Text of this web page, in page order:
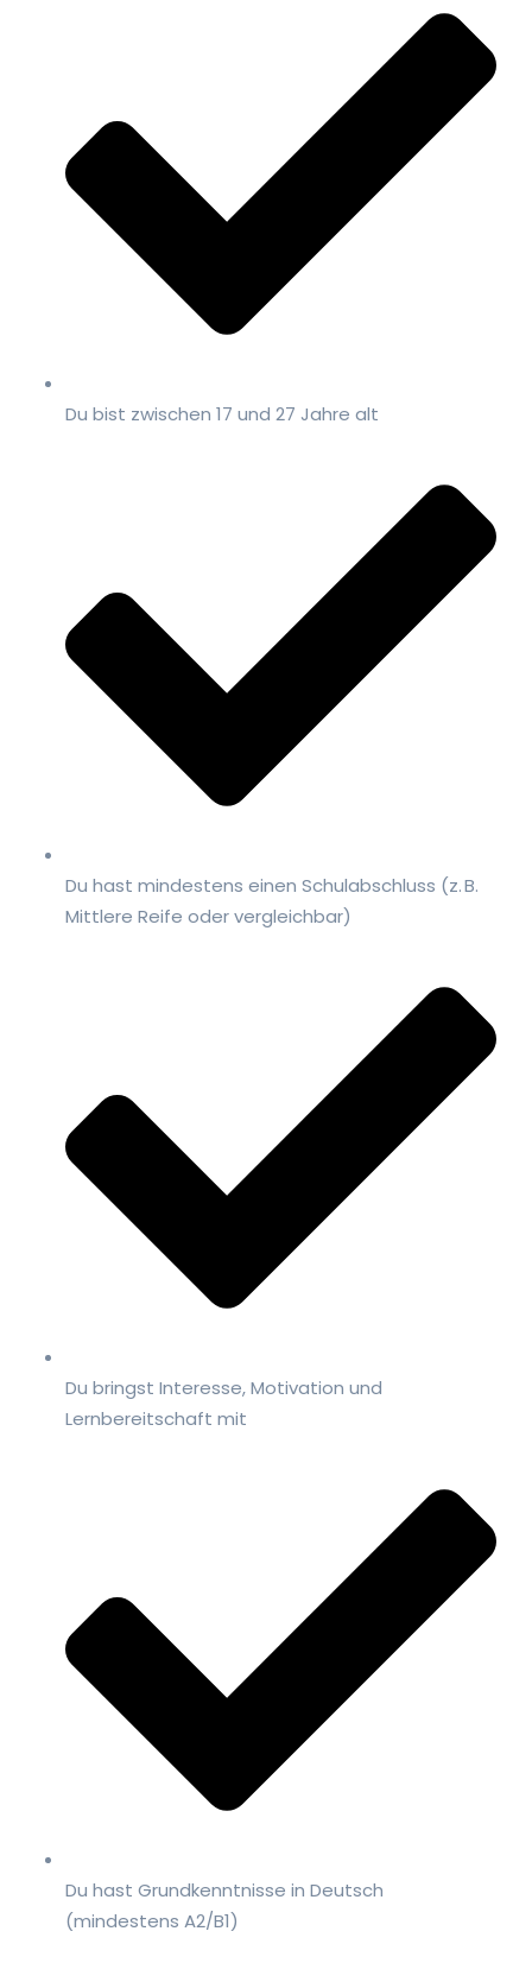
Du bist zwischen 17 und 27 Jahre alt
Du hast mindestens einen Schulabschluss (z. B.
Mittlere Reife oder vergleichbar)
Du bringst Interesse, Motivation und
Lernbereitschaft mit
Du hast Grundkenntnisse in Deutsch
(mindestens A2/B1)